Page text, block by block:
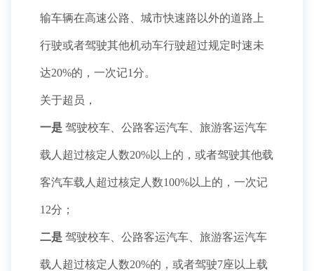
输车辆在高速公路、城市快速路以外的道路上
行驶或者驾驶其他机动车行驶超过规定时速未
达20%的，一次记1分。
关于超员，
一是 驾驶校车、公路客运汽车、旅游客运汽车
载人超过核定人数20%以上的，或者驾驶其他载
客汽车载人超过核定人数100%以上的，一次记
12分；
二是 驾驶校车、公路客运汽车、旅游客运汽车
载人超过核定人数20%的，或者驾驶7座以上载